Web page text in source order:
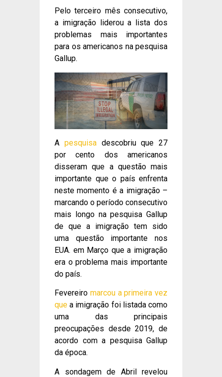
Pelo terceiro mês consecutivo,
a imigração liderou a lista dos
problemas mais importantes
para os americanos na pesquisa
Gallup.
A pesquisadescobriu que 27
por cento dos americanos
disseram que a questão mais
importante que o país enfrenta
neste momento é a imigração –
marcando o período consecutivo
mais longo na pesquisa Gallup
de que a imigração tem sido
uma questão importante nos
EUA. em Março que a imigração
era o problema mais importante
do país.
Fevereiro marcou a primeira vez
que a imigração foi listada como
uma das principais
preocupações desde 2019, de
acordo com a pesquisa Gallup
da época.
A sondagem de Abril revelou